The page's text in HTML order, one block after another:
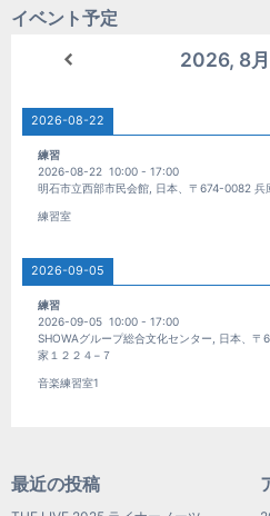
イベント予定
2026, 8
2026-08-22
練習
2026-08-22 10:00 -17:00
明石市立西部市民会館, 日本、〒674-0082 兵
練習室
2026-09-05
練習
2026-09-05 10:00 -17:00
SHOWAグループ総合文化センター, 日本、
家１２２４−７
音楽練習室1
最近の投稿